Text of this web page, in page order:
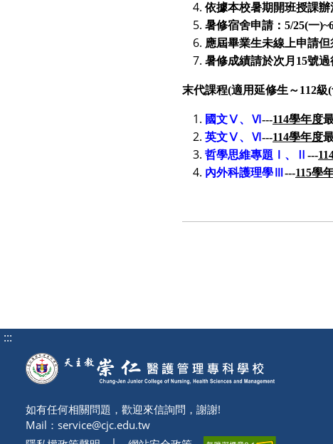
依據本校暑期開班授課
暑修宿舍申請：5/25(一
應屆畢業生未線上申請
暑修成績請於次月15號過
末代課程(適用延修生～112級(
國文Ⅴ、Ⅵ ---114學年度
英文Ⅴ、Ⅵ ---114學年度
哲學思維專題Ⅰ、Ⅱ ---
內外科護理學Ⅲ ---115學
:::
如有任何相關問題，歡迎來信詢問，謝謝!
Mail： service@cjc.edu.tw